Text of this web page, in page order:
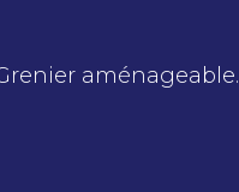
aménageable.